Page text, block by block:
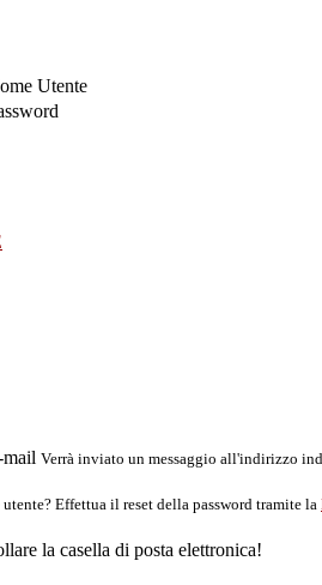
Utente
Verrà inviato un messaggio all'indirizzo
Effettua il reset della password tramite la
la casella di posta elettronica!